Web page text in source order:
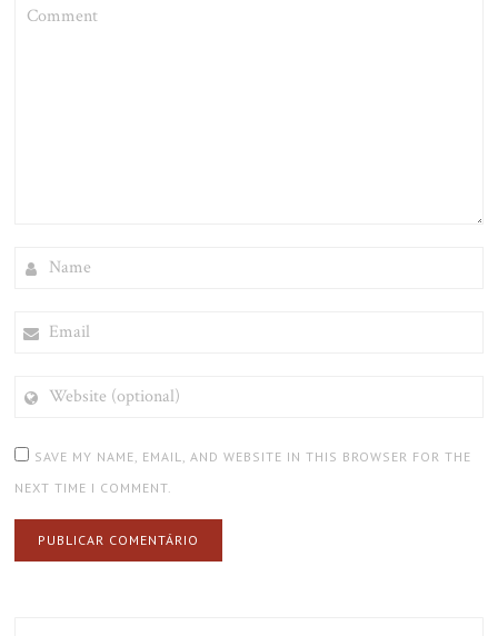
(OPTIONAL)
SAVE MY NAME, EMAIL, AND WEBSITE IN THIS BROWSER FOR THE
NEXT TIME I COMMENT.